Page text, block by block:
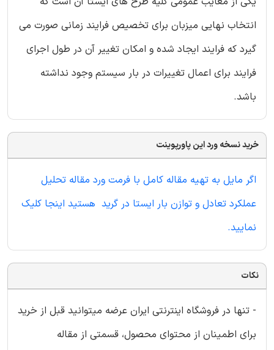
انتخاب نهایی میزبان برای تخصیص فرایند زمانی صورت می
گیرد که فرایند ایجاد شده و امکان تغییر آن در طول اجرای
فرایند برای اعمال تغییرات در بار سیستم وجود نداشته
باشد.
خرید نسخه ورد این پاورپوینت
اگر مایل به تهیه مقاله کامل با فرمت ورد مقاله تحلیل
عملکرد تعادل و توازن بار ایستا در گرید هستید اینجا کلیک
نمایید.
نکات
- تنها در فروشگاه اینترنتی ایران عرضه میتوانید قبل از خرید
برای اطمینان از محتوای محصول، قسمتی از مقاله